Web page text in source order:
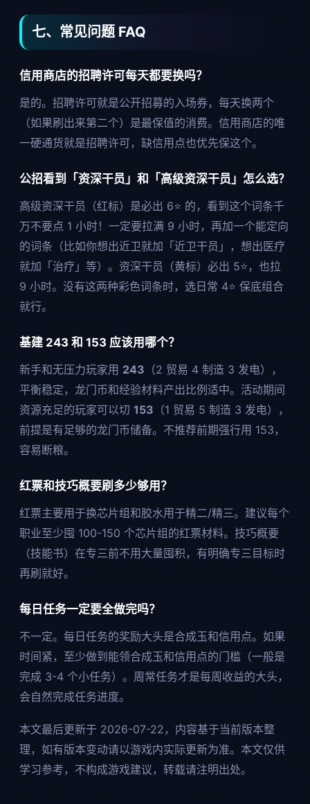
七、常见问题 FAQ
信用商店的招聘许可每天都要换吗？
是的。招聘许可就是公开招募的入场券，每天换两个
（如果刷出来第二个）是最保值的消费。信用商店的唯
一硬通货就是招聘许可，缺信用点也优先保这个。
公招看到「资深干员」和「高级资深干员」怎么选？
高级资深干员（红标）是必出 6⭐ 的，看到这个词条千
万不要点 1 小时！一定要拉满 9 小时，再加一个能定向
的词条（比如你想出近卫就加「近卫干员」，想出医疗
就加「治疗」等）。资深干员（黄标）必出 5⭐，也拉
9 小时。没有这两种彩色词条时，选日常 4⭐ 保底组合
就行。
基建 243 和 153 应该用哪个？
新手和无压力玩家用 243 （2 贸易 4 制造 3 发电），
平衡稳定，龙门币和经验材料产出比例适中。活动期间
资源充足的玩家可以切 153 （1 贸易 5 制造 3 发电），
前提是有足够的龙门币储备。不推荐前期强行用 153，
容易断粮。
红票和技巧概要刷多少够用？
红票主要用于换芯片组和胶水用于精二/精三。建议每个
职业至少囤 100-150 个芯片组的红票材料。技巧概要
（技能书）在专三前不用大量囤积，有明确专三目标时
再刷就好。
每日任务一定要全做完吗？
不一定。每日任务的奖励大头是合成玉和信用点。如果
时间紧，至少做到能领合成玉和信用点的门槛（一般是
完成 3-4 个小任务）。周常任务才是每周收益的大头，
会自然完成任务进度。
本文最后更新于 2026-07-22，内容基于当前版本整
理，如有版本变动请以游戏内实际更新为准。本文仅供
学习参考，不构成游戏建议，转载请注明出处。